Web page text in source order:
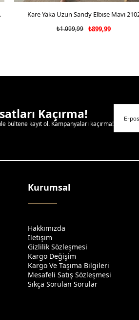
Bordo 2104
SEPETE EKLE
Kare Yaka Uzun Sandy Elbise Mavi
₺899,99
₺1.099,99
Kaçırma!
bültene kayıt ol. Kampanyaları kaçırma!
Kurumsal
Hakkımızda
İletişim
Gizlilik Sözleşmesi
Kargo Değişim
Kargo Ve Taşıma Bilgileri
Mesafeli Satış Sözleşmesi
Sıkça Sorulan Sorular